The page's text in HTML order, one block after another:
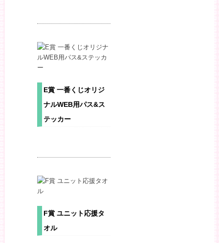
E賞 一番くじオリジ
ナルWEB用パス&ス
テッカー
F賞 ユニット応援タ
オル